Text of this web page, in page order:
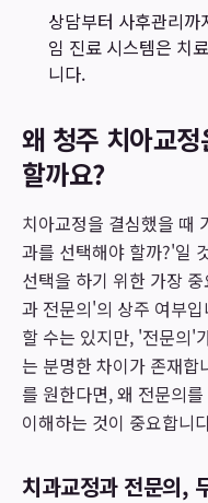
상담부터 사후관리
임 진료 시스템은 치
니다.
왜 청주 치아교
할까요?
치아교정을 결심했을 때
과를 선택해야 할까?'일
선택을 하기 위한 가장
과 전문의'의 상주 여부
할 수는 있지만, '전문의'
는 분명한 차이가 존재합
를 원한다면, 왜 전문의
이해하는 것이 중요합니
치과교정과 전문의,